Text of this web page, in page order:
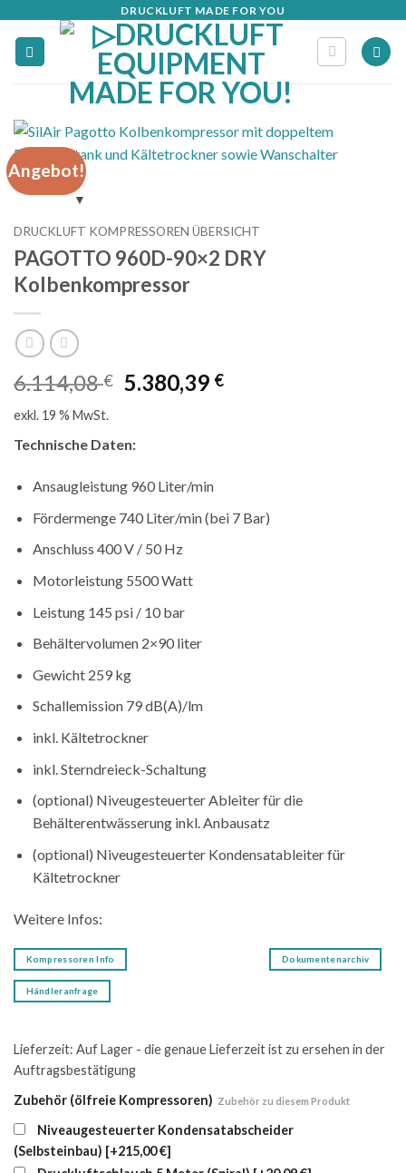
Inhalt
springen
DRUCKLUFT MADE FOR YOU
Angebot!
DRUCKLUFT KOMPRESSOREN ÜBERSICHT
PAGOTTO 960D-90×2 DRY
Kolbenkompressor
6.114,08€ Ursprünglicher
6.114,08 €
5.380,39 €Aktueller
exkl. 19 % MwSt.
Technische Daten:
Ansaugleistung 960 Liter/min
Fördermenge 740 Liter/min (bei 7 Bar)
Anschluss 400 V / 50 Hz
Motorleistung 5500 Watt
Leistung 145 psi / 10 bar
Behältervolumen 2×90 liter
Gewicht 259 kg
Schallemission 79 dB(A)/lm
inkl. Kältetrockner
inkl. Sterndreieck-Schaltung
(optional) Niveugesteuerter Ableiter für die
Behälterentwässerung inkl. Anbausatz
(optional) Niveugesteuerter Kondensatableiter für
Kältetrockner
Weitere Infos:
Kompressoren Info Dokumentenarchiv
Händleranfrage
Lieferzeit: Auf Lager - die genaue Lieferzeit ist zu ersehen in der
Auftragsbestätigung
Zubehör (ölfreie Kompressoren) Zubehör zu diesem Produkt
Niveaugesteuerter Kondensatabscheider
(Selbsteinbau) [+215,00 €]